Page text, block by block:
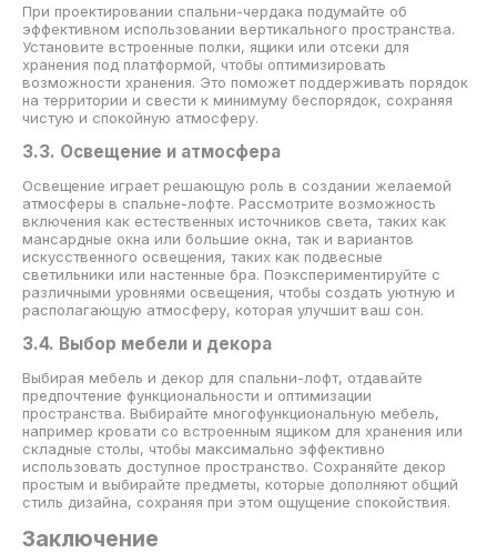
При проектировании спальни-чердака подумайте об
эффективном использовании вертикального пространства.
Установите встроенные полки, ящики или отсеки для
хранения под платформой, чтобы оптимизировать
возможности хранения. Это поможет поддерживать порядок
на территории и свести к минимуму беспорядок, сохраняя
чистую и спокойную атмосферу.
3.3. Освещение и атмосфера
Освещение играет решающую роль в создании желаемой
атмосферы в спальне-лофте. Рассмотрите возможность
включения как естественных источников света, таких как
мансардные окна или большие окна, так и вариантов
искусственного освещения, таких как подвесные
светильники или настенные бра. Поэкспериментируйте с
различными уровнями освещения, чтобы создать уютную и
располагающую атмосферу, которая улучшит ваш сон.
3.4. Выбор мебели и декора
Выбирая мебель и декор для спальни-лофт, отдавайте
предпочтение функциональности и оптимизации
пространства. Выбирайте многофункциональную мебель,
например кровати со встроенным ящиком для хранения или
складные столы, чтобы максимально эффективно
использовать доступное пространство. Сохраняйте декор
простым и выбирайте предметы, которые дополняют общий
стиль дизайна, сохраняя при этом ощущение спокойствия.
Заключение